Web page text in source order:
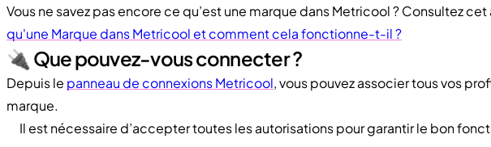
Vous ne savez pas encore ce qu’est une marque dans Metricool ? Consultez
qu'une Marque dans Metricool et comment cela fonctionne-t-il ?
🔌 Que pouvez-vous connecter ?
Depuis le panneau de connexions Metricool, vous pouvez associer tous vos
marque.
Il est nécessaire d’accepter toutes les autorisations pour garantir le bon